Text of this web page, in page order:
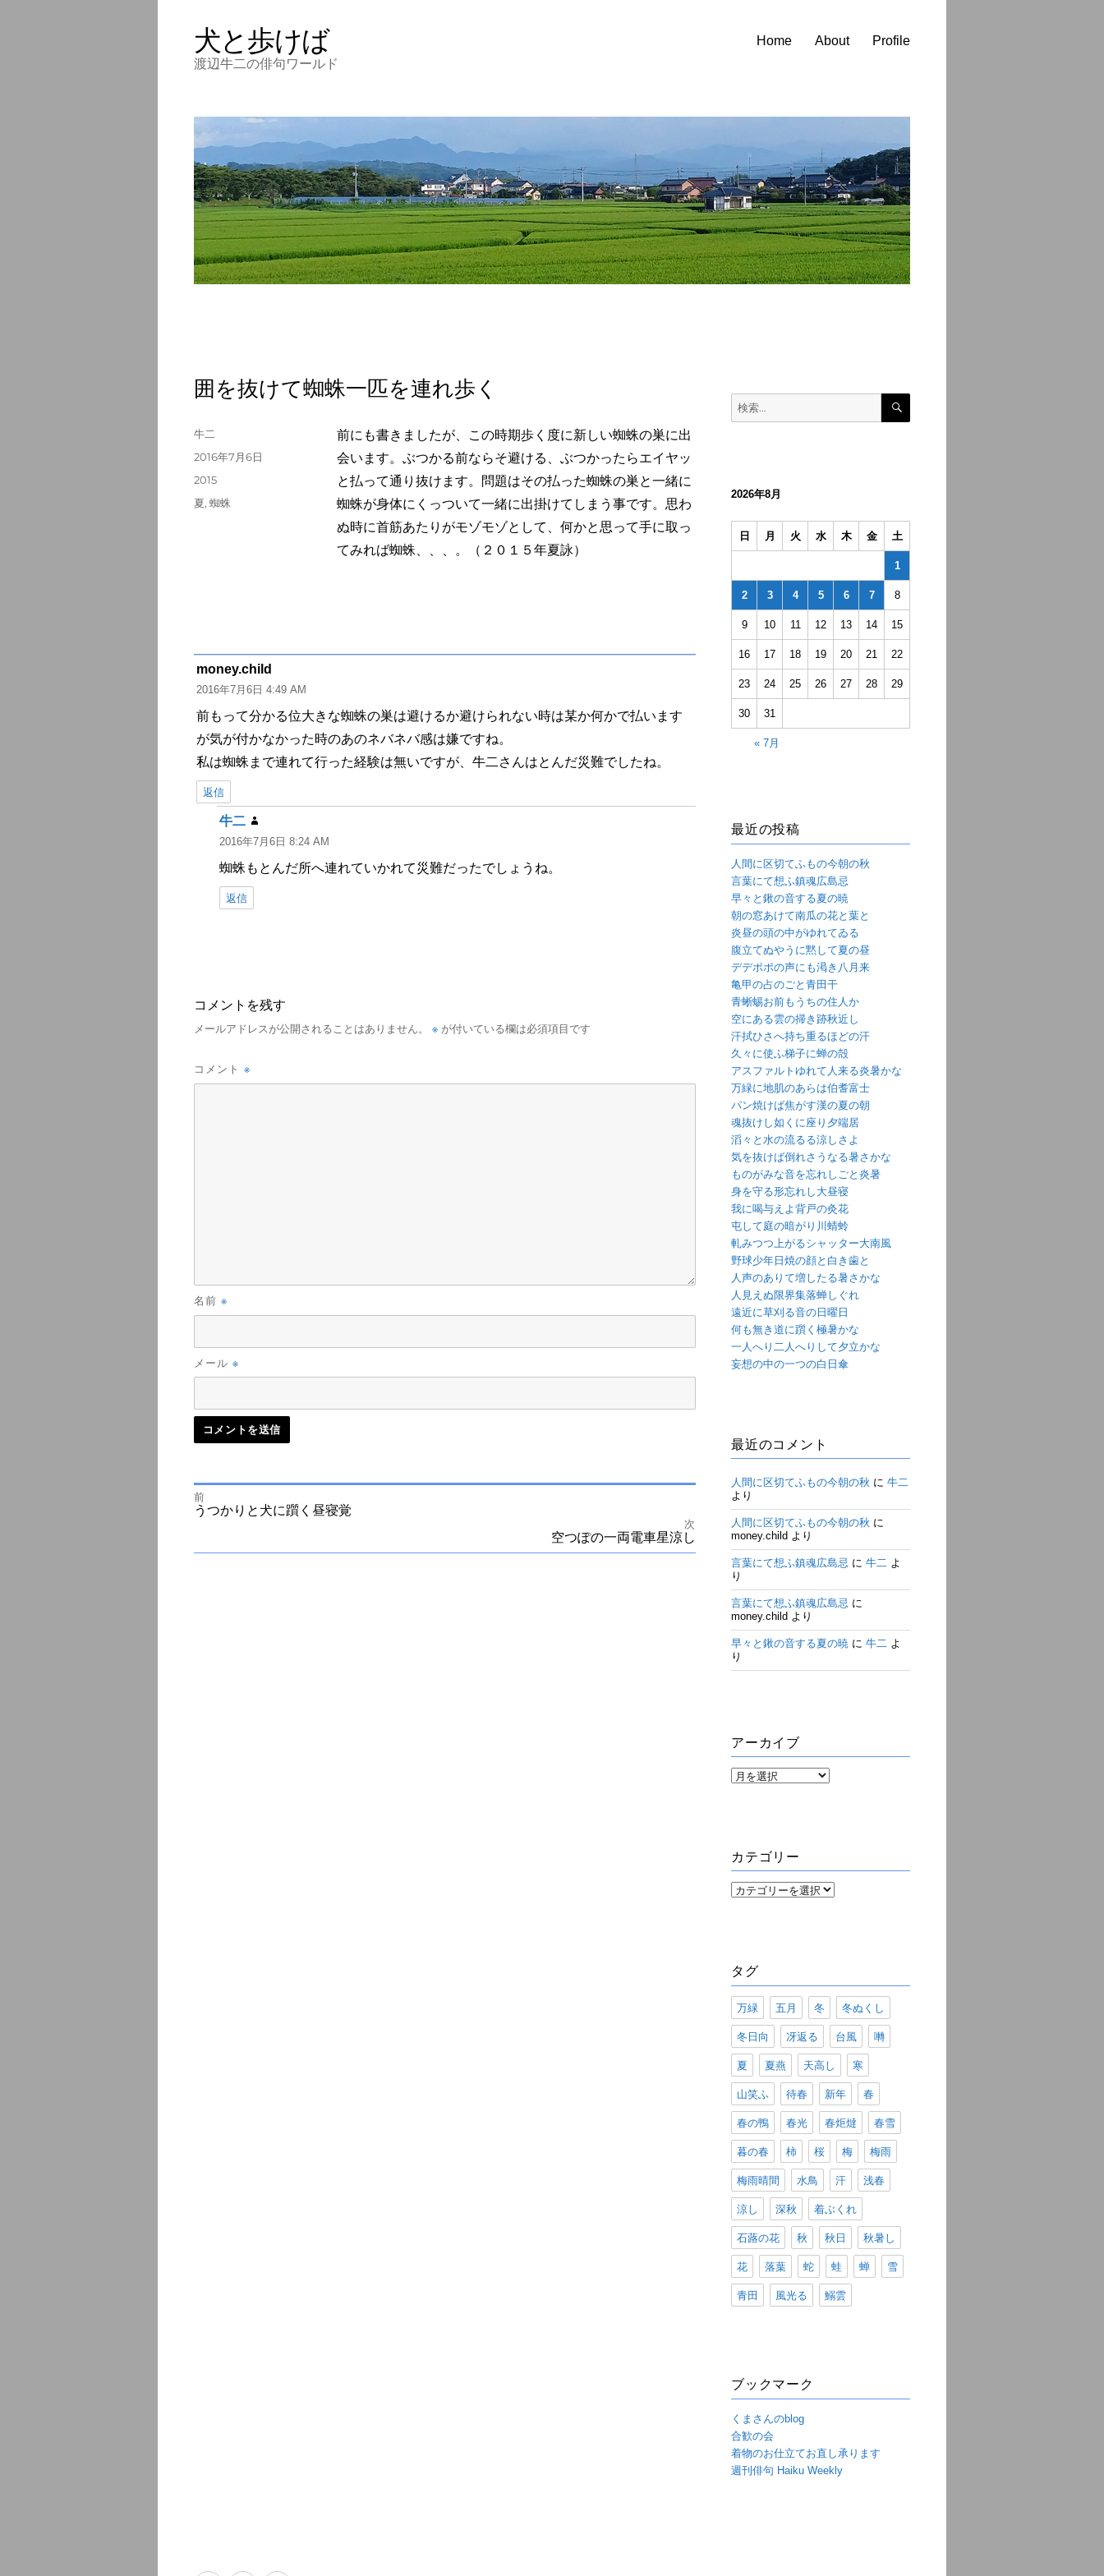
犬と歩けば
渡辺牛二の俳句ワールド
Home About Profile
囲を抜けて蜘蛛一匹を連れ歩く
前にも書きましたが、この時期歩く度に新しい蜘蛛の巣に出
会います。ぶつかる前ならそ避ける、ぶつかったらエイヤッ
と払って通り抜けます。問題はその払った蜘蛛の巣と一緒に
蜘蛛が身体にくっついて一緒に出掛けてしまう事です。思わ
ぬ時に首筋あたりがモゾモゾとして、何かと思って手に取っ
てみれば蜘蛛、、、。（２０１５年夏詠）
投
牛二
投
2016年7月6日
カ
テ
2015
タ
夏, 蜘蛛
money.child
り:
2016年7月6日 4:49 AM
前もって分かる位大きな蜘蛛の巣は避けるか避けられない時は某か何かで払います
が気が付かなかった時のあのネバネバ感は嫌ですね。
私は蜘蛛まで連れて行った経験は無いですが、牛二さんはとんだ災難でしたね。
返信
牛二
り:
2016年7月6日 8:24 AM
蜘蛛もとんだ所へ連れていかれて災難だったでしょうね。
返信
コメントを残す
メールアドレスが公開されることはありません。 ※が付いている欄は必須項目です
コメント ※
名前 ※
メール ※
投
前
前
の
うつかりと犬に躓く昼寝覚
次
空つぽの一両電車星涼し
検
検
2026年8月
日 月 火 水 木 金 土
1
2 3 4 5 6 7 8
9 10 11 12 13 14 15
16 17 18 19 20 21 22
23 24 25 26 27 28 29
30 31
« 7月
最近の投稿
人間に区切てふもの今朝の秋
言葉にて想ふ鎮魂広島忌
早々と鍬の音する夏の暁
朝の窓あけて南瓜の花と葉と
炎昼の頭の中がゆれてゐる
腹立てぬやうに黙して夏の昼
デデポポの声にも渇き八月来
亀甲の占のごと青田干
青蜥蜴お前もうちの住人か
空にある雲の掃き跡秋近し
汗拭ひさへ持ち重るほどの汗
久々に使ふ梯子に蝉の殻
アスファルトゆれて人来る炎暑かな
万緑に地肌のあらは伯耆富士
パン焼けば焦がす漢の夏の朝
魂抜けし如くに座り夕端居
滔々と水の流るる涼しさよ
気を抜けば倒れさうなる暑さかな
ものがみな音を忘れしごと炎暑
身を守る形忘れし大昼寝
我に喝与えよ背戸の灸花
屯して庭の暗がり川蜻蛉
軋みつつ上がるシャッター大南風
野球少年日焼の顔と白き歯と
人声のありて増したる暑さかな
人見えぬ限界集落蝉しぐれ
遠近に草刈る音の日曜日
何も無き道に躓く極暑かな
一人へり二人へりして夕立かな
妄想の中の一つの白日傘
最近のコメント
人間に区切てふもの今朝の秋 に牛二
より
人間に区切てふもの今朝の秋 に
money.child より
言葉にて想ふ鎮魂広島忌 に牛二 よ
り
言葉にて想ふ鎮魂広島忌 に
money.child より
早々と鍬の音する夏の暁 に牛二 よ
り
アーカイブ
ア
カテゴリー
カ
タグ
万緑 五月 冬 冬ぬくし
冬日向 冴返る 台風 囀
夏 夏燕 天高し 寒
山笑ふ 待春 新年 春
春の鴨 春光 春炬燵 春雪
暮の春 柿 桜 梅 梅雨
梅雨晴間 水鳥 汗 浅春
涼し 深秋 着ぶくれ
石蕗の花 秋 秋日 秋暑し
花 落葉 蛇 蛙 蝉 雪
青田 風光る 鰯雲
ブックマーク
くまさんのblog
合歓の会
着物のお仕立てお直し承ります
週刊俳句 Haiku Weekly